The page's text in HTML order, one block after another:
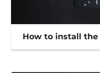
How to install the